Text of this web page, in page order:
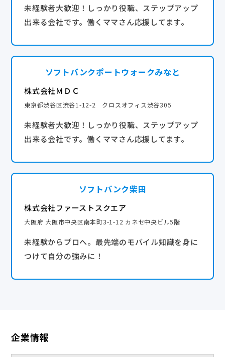
転勤なし
産休・育休実績あり
にできます。
★ライフステージが変わっても安心
完全週休2日
年間休日120日以上
未経験者大歓迎！しっかり役職、ステップアップ
出来る会社です。働くママさん応援してます。
ソフトバンクポートウォークみなと
株式会社ＭＤＣ
東京都渋谷区渋谷1-12-2 クロスオフィス渋谷305
未経験者大歓迎！しっかり役職、ステップアップ
出来る会社です。働くママさん応援してます。
ソフトバンク柴田
株式会社ファーストスクエア
大阪府 大阪市中央区南本町3-1-12 カネセ中央ビル5階
未経験からプロへ。最先端のモバイル知識を身に
つけて自分の強みに！
企業情報